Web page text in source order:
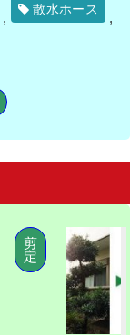
,
散水ホース
,